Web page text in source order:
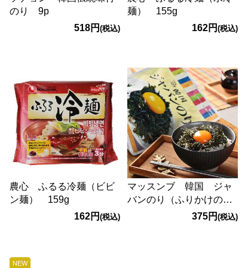
のり 9p
518円(税込)
麺） 155g
162円 (税込)
農心 ふるる冷麺（ビビ
ン麺） 159g
162円(税込)
マッスンブ 韓国 ジャ
バンのり（ふりかけの
375円 (税込)
NEW